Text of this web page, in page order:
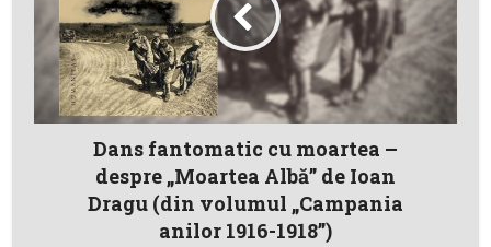
Dans fantomatic cu moartea –
despre „Moartea Albă” de Ioan
Dragu (din volumul „Campania
anilor 1916-1918”)